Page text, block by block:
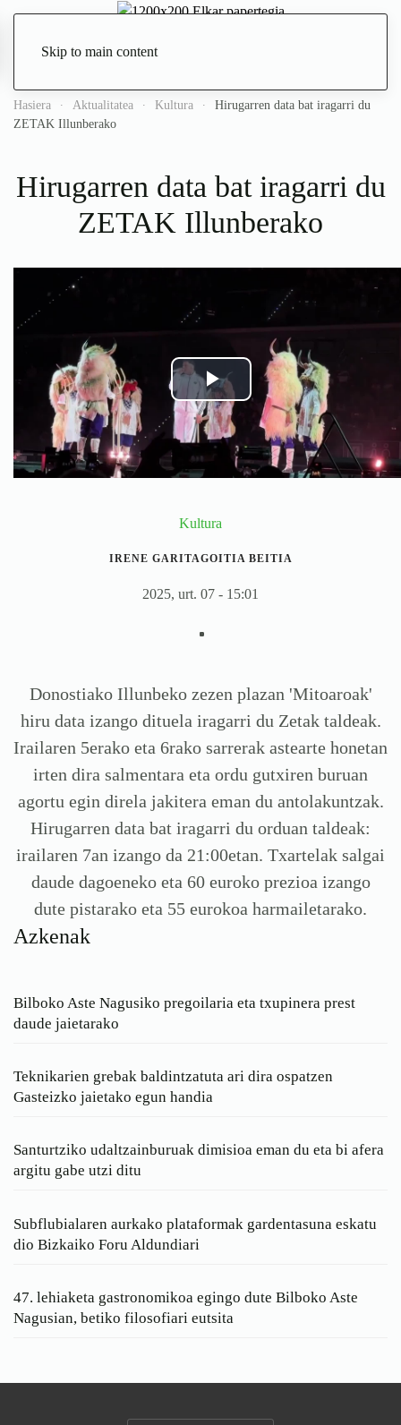
Skip to main content
Hasiera Aktualitatea Kultura
Hirugarren data bat iragarri du
ZETAK Illunberako
Hirugarren data bat iragarri du
ZETAK Illunberako
Kultura
IRENE GARITAGOITIA BEITIA
2025, urt. 07 - 15:01
Donostiako Illunbeko zezen plazan 'Mitoaroak'
hiru data izango dituela iragarri du Zetak taldeak.
Irailaren 5erako eta 6rako sarrerak astearte honetan
irten dira salmentara eta ordu gutxiren buruan
agortu egin direla jakitera eman du antolakuntzak.
Hirugarren data bat iragarri du orduan taldeak:
irailaren 7an izango da 21:00etan. Txartelak salgai
daude dagoeneko eta 60 euroko prezioa izango
dute pistarako eta 55 eurokoa harmailetarako.
Azkenak
Bilboko Aste Nagusiko pregoilaria eta txupinera prest
daude jaietarako
Teknikarien grebak baldintzatuta ari dira ospatzen
Gasteizko jaietako egun handia
Santurtziko udaltzainburuak dimisioa eman du eta bi afera
argitu gabe utzi ditu
Subflubialaren aurkako plataformak gardentasuna eskatu
dio Bizkaiko Foru Aldundiari
47. lehiaketa gastronomikoa egingo dute Bilboko Aste
Nagusian, betiko filosofiari eutsita